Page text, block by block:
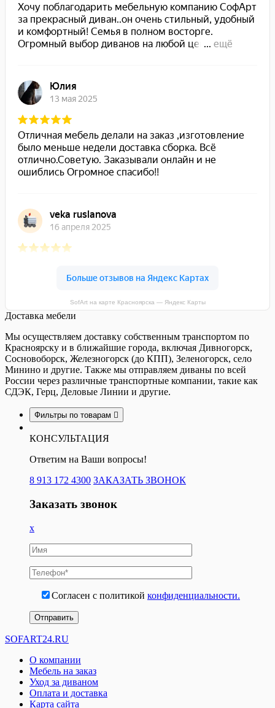
SofArt на карте Красноярска — Яндекс Карты
Доставка мебели
Мы осуществляем доставку собственным транспортом по
Красноярску и в ближайшие города, включая Дивногорск,
Сосновоборск, Железногорск (до КПП), Зеленогорск, село
Минино и другие. Также мы отправляем диваны по всей
России через различные транспортные компании, такие как
СДЭК, Герц, Деловые Линии и другие.
Фильтры по товарам
КОНСУЛЬТАЦИЯ
Ответим на Ваши вопросы!
8 913 172 4300 ЗАКАЗАТЬ ЗВОНОК
Заказать звонок
x
Согласен с политикой конфиденциальности.
SOFART24.RU
О компании
Мебель на заказ
Уход за диваном
Оплата и доставка
Карта сайта